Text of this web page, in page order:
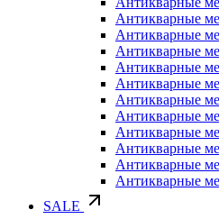
Антикварные
Антикварные
Антикварные
Антикварные
Антикварные
Антикварные
Антикварные
Антикварные
Антикварные
Антикварные
Антикварные
SALE